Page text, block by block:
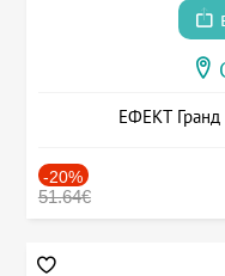
ЕФЕКТ Гранд
-20%
51.64€